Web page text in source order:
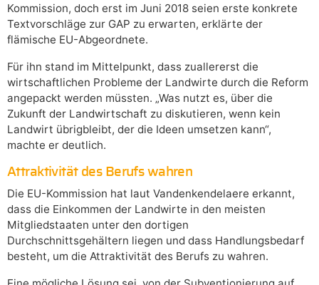
Kommission, doch erst im Juni 2018 seien erste konkrete
Textvorschläge zur GAP zu erwarten, erklärte der
flämische EU-Abgeordnete.
Für ihn stand im Mittelpunkt, dass zuallererst die
wirtschaftlichen Probleme der Landwirte durch die Reform
angepackt werden müssten. „Was nutzt es, über die
Zukunft der Landwirtschaft zu diskutieren, wenn kein
Landwirt übrigbleibt, der die Ideen umsetzen kann“,
machte er deutlich.
Attraktivität des Berufs wahren
Die EU-Kommission hat laut Vandenkendelaere erkannt,
dass die Einkommen der Landwirte in den meisten
Mitgliedstaaten unter den dortigen
Durchschnittsgehältern liegen und dass Handlungsbedarf
besteht, um die Attraktivität des Berufs zu wahren.